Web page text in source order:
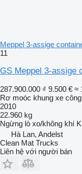
Meppel 3-assige
11
GS Meppel 3-assige
287.900.000 ₫ 9.500 € ≈
Rơ moóc khung xe
2010
22.960 kg
Ngừng lò xo/không khí
Hà Lan, Andelst
Clean Mat Trucks
Liên hệ với người bán